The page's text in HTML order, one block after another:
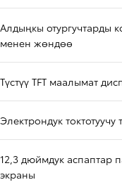
Алдыңкы отургучтарды
менен жөндөө
Түстүү TFT маалымат
Электрондук токтотуучу
12,3 дюймдук аспаптар
экраны